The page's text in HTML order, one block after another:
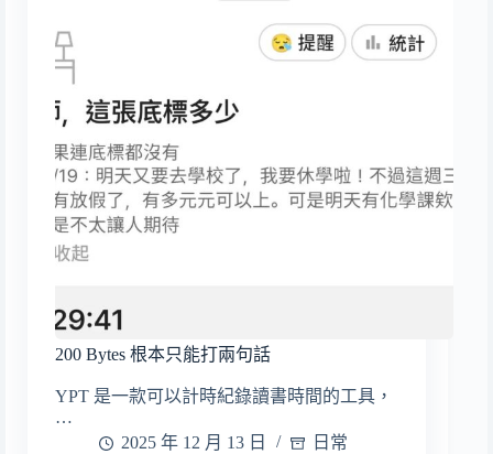
200 Bytes 根本只能打兩句話
YPT 是一款可以計時紀錄讀書時間的工具，
…
2025 年 12 月 13 日
日常